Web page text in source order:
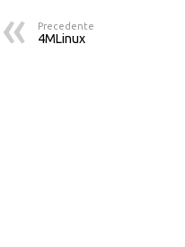
Precedente
4MLinux